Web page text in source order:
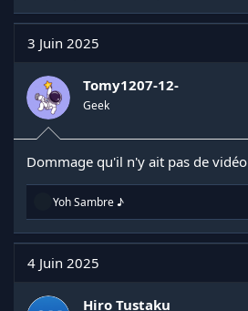
3 Juin 2025
Tomy1207-12-
Geek
Dommage qu'il n'y ait pas de vidéo
R
a
c
t
i
n
Yoh Sambre ♪
4 Juin 2025
Hiro Tustaku